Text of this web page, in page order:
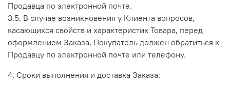
Продавца по электронной почте.
3.5. В случае возникновения у Клиента вопросов,
касающихся свойств и характеристик Товара, перед
оформлением Заказа, Покупатель должен обратиться к
Продавцу по электронной почте или телефону.
4. Сроки выполнения и доставка Заказа: